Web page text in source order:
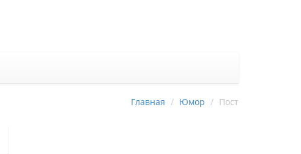
Главная Юмор Пост